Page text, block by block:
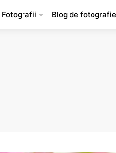
Fotografii Blog de fotografie